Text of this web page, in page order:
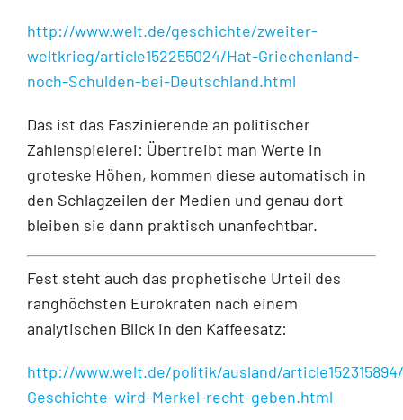
http://www.welt.de/geschichte/zweiter-
weltkrieg/article152255024/Hat-Griechenland-
noch-Schulden-bei-Deutschland.html
Das ist das Faszinierende an politischer
Zahlenspielerei: Übertreibt man Werte in
groteske Höhen, kommen diese automatisch in
den Schlagzeilen der Medien und genau dort
bleiben sie dann praktisch unanfechtbar.
Fest steht auch das prophetische Urteil des
ranghöchsten Eurokraten nach einem
analytischen Blick in den Kaffeesatz:
http://www.welt.de/politik/ausland/
Geschichte-wird-Merkel-recht-geben.html